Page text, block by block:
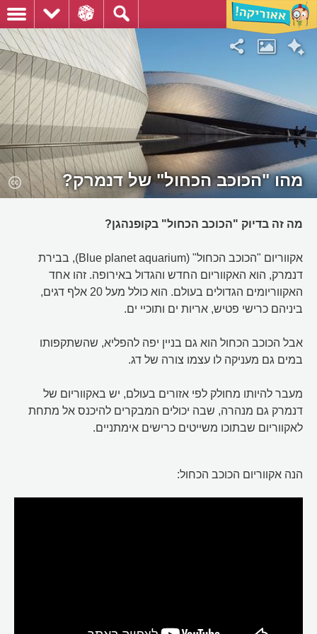
מהו "הכוכב הכחול" של דנמרק?
מה זה בדיוק "הכוכב הכחול" בקופנהגן?
אקווריום "הכוכב הכחול" (Blue planet aquarium), בבירת
דנמרק, הוא האקווריום החדש והגדול באירופה. זהו אחד
האקווריומים הגדולים בעולם. הוא כולל מעל 20 אלף דגים,
ביניהם כרישי פטיש, אריות ים ותוכיי ים.
אבל הכוכב הכחול הוא גם בניין יפה להפליא, שהשתקפותו
במים גם מעניקה לו עצמו צורה של דג.
מעבר להיותו מחולק לפי אזורים בעולם, יש באקווריום של
דנמרק גם מנהרה, שבה יכולים המבקרים להיכנס אל מתחת
לאקווריום שבתוכו משייטים כרישים אימתניים.
הנה אקווריום הכוכב הכחול: